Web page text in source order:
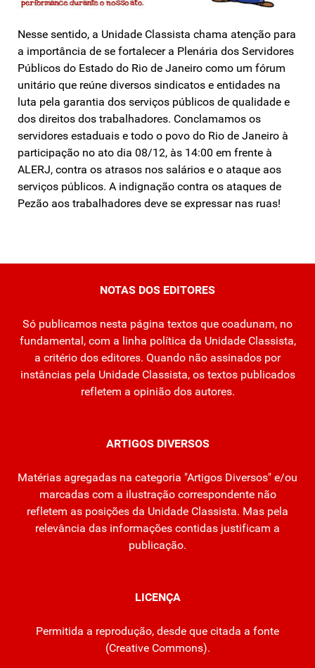
Nesse sentido, a Unidade Classista chama atenção para
a importância de se fortalecer a Plenária dos Servidores
Públicos do Estado do Rio de Janeiro como um fórum
unitário que reúne diversos sindicatos e entidades na
luta pela garantia dos serviços públicos de qualidade e
dos direitos dos trabalhadores. Conclamamos os
servidores estaduais e todo o povo do Rio de Janeiro à
participação no ato dia 08/12, às 14:00 em frente à
ALERJ, contra os atrasos nos salários e o ataque aos
serviços públicos. A indignação contra os ataques de
Pezão aos trabalhadores deve se expressar nas ruas!
NOTAS DOS EDITORES
Só publicamos nesta página textos que coadunam, no
fundamental, com a linha política da Unidade Classista,
a critério dos editores. Quando não assinados por
instâncias pela Unidade Classista, os textos publicados
refletem a opinião dos autores.
ARTIGOS DIVERSOS
Matérias agregadas na categoria "Artigos Diversos" e/ou
marcadas com a ilustração correspondente não
refletem as posições da Unidade Classista. Mas pela
relevância das informações contidas justificam a
publicação.
LICENÇA
Permitida a reprodução, desde que citada a fonte
(Creative Commons).